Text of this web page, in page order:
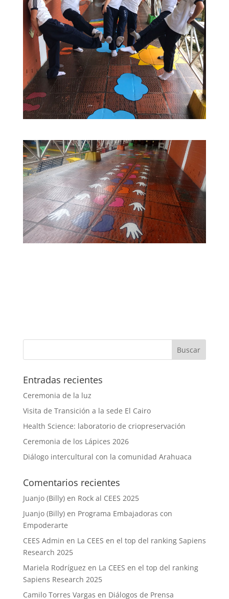
Entradas recientes
Ceremonia de la luz
Visita de Transición a la sede El Cairo
Health Science: laboratorio de criopreservación
Ceremonia de los Lápices 2026
Diálogo intercultural con la comunidad Arahuaca
Comentarios recientes
Juanjo (Billy)en Rock al CEES 2025
Juanjo (Billy)en Programa Embajadoras con
Empoderarte
CEES Admin en La CEES en el top del ranking Sapiens
Research 2025
Mariela Rodríguez en La CEES en el top del ranking
Sapiens Research 2025
Camilo Torres Vargas en Diálogos de Prensa